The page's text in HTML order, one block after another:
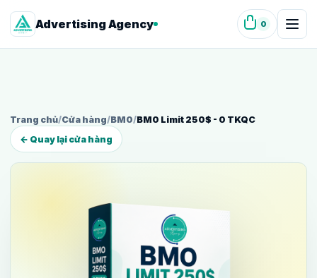
Advertising Agency 0
Trang chủ/Cửa hàng/BM0/BM0 Limit 250$ - 0 TKQC
← Quay lại cửa hàng